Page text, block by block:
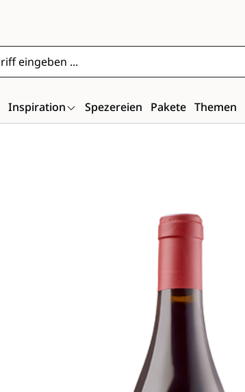
Inspiration Spezereien Pakete Themen